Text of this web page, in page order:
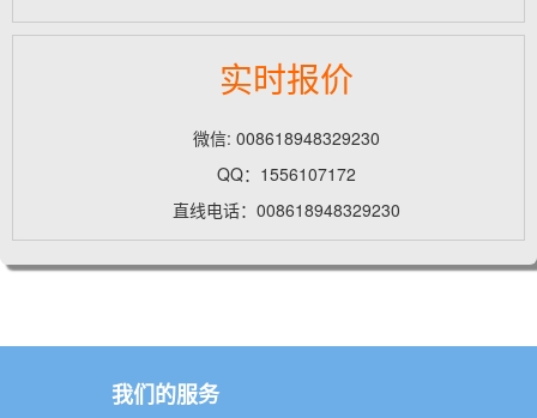
实时报价
微信: 008618948329230
QQ：1556107172
直线电话：008618948329230
我们的服务